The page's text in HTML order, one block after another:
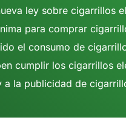
ley sobre cigarrillos
para comprar
el consumo de
cumplir los cigarrillos
a la publicidad de